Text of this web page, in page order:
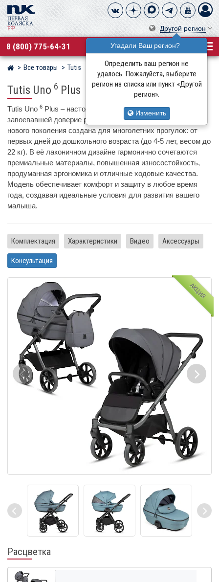
Другой регион
Угадали Ваш регион?
Определить ваш регион не
удалось. Пожалуйста, выберите
регион из списка или пункт «Другой
регион».
Изменить
8 (800) 775-64-31
Магазин детских колясок
Все товары Tutis
Tutis Uno 6 Plus
Tutis Uno 6 Plus – настоящая эволюция культовой модели,
завоевавшей доверие родителей в России. Эта коляска
нового поколения создана для многолетних прогулок: от
первых дней до дошкольного возраста (до 4-5 лет, весом до
22 кг). В её лаконичном дизайне гармонично сочетаются
премиальные материалы, повышенная износостойкость,
продуманная эргономика и отличные ходовые качества.
Модель обеспечивает комфорт и защиту в любое время
года, создавая идеальные условия для развития вашего
малыша.
Комплектация Характеристики Видео Аксессуары
Консультация
АКЦИЯ
Расцветка